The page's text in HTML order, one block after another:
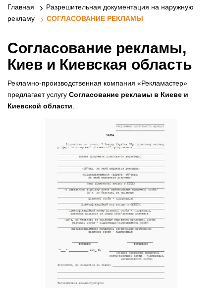
Главная
Разрешительная документация на наружную
рекламу
СОГЛАСОВАНИЕ РЕКЛАМЫ
Согласование рекламы,
Киев и Киевская область
Рекламно-производственная компания «Рекламастер»
предлагает услугу Согласование рекламы в Киеве и
Киевской области.